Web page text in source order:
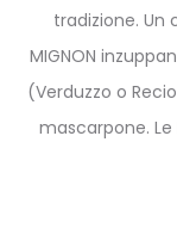
tradizione. Un
MIGNON
(Verduzzo o
mascarpone. Le